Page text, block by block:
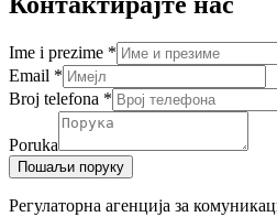
Ime i prezime *
Email *
Broj telefona *
Poruka
Пошаљи поруку
Регулаторна агенција за